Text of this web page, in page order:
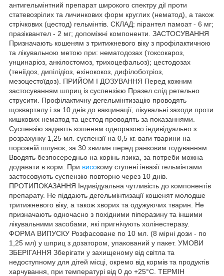
антигельмінтний препарат широкого спектру дії проти
статевозрілих та личинкових форм круглих (нематод), а також
стрічкових (цестод) гельмінтів. СКЛАД: пірантел памоат - 6 мг;
празіквантел - 2 мг; допоміжні компоненти. ЗАСТОСУВАННЯ
Призначають кошеням з тритижневого віку з профілактичною
та лікувальною метою при: нематодозах (токсокароз,
унцинаріоз, анкілостомоз, трихоцефальоз); цестодозах
(теніїдоз, дипілідіоз, ехінококоз, дифілоботріоз,
мезоцестоїдоз). ПРИЙОМ І ДОЗУВАННЯ Перед кожним
застосуванням шприц із суспензією Празел слід ретельно
струсити. Профілактичну дегельмінтизацію проводять
щокварталу і за 10 днів до вакцинації, лікувальні заходи проти
кишкових нематод та цестод проводять за показаннями.
Суспензію задають кошеням одноразово індивідуально з
розрахунку 1,25 мл. суспензії на 0,5 кг. ваги тварини на
порожній шлунок, за 30 хвилин перед ранковим годуванням.
Вводять безпосередньо на корінь язика, за потреби можна
додавати в корм. При високому ступені інвазії гельмінтами
застосовують суспензію повторно через 10 днів.
ПРОТИПОКАЗАННЯ Індивідуальна чутливість до компонентів
препарату. Не піддають дегельмінтизації кошенят молодше
тритижневого віку, а також хворих та одужуючих тварин. Не
призначають одночасно з похідними піперазину та іншими
лікувальними засобами, які пригнічують холінестеразу.
ФОРМА ВИПУСКУ Розфасоване по 10 мл. (8 мірні дози - по
1,25 мл) у шприц з дозатором, упакований у пакет. УМОВИ
ЗБЕРІГАННЯ Зберігати у захищеному від світла та
недоступному для дітей місці, окремо від кормів та продуктів
харчування, при температурі від 0 до +25°С. ТЕРМІН